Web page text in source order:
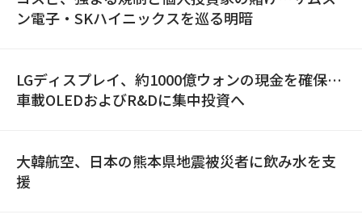
ン電子・SKハイニックスを巡る明暗
LGディスプレイ、約1000億ウォンの現金を確保…
車載OLEDおよびR&Dに集中投資へ
大韓航空、日本の熊本県地震被災者に飲み水を支
援